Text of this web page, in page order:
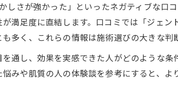
医療脱毛人気ランキングで分かる選び方
ランキング活用で失敗しないクリニック探し
大阪で評判の医療脱毛を見極めるポイント
しさが強かった」といったネガティブな口
満足度に直結します。口コミでは「ジェ
多く、これらの情報は施術選びの大きな判
通し、効果を実感できた人がどのような条
みや肌質の人の体験談を参考にすると、よ